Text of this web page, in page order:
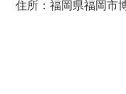
住所：福岡県福岡市